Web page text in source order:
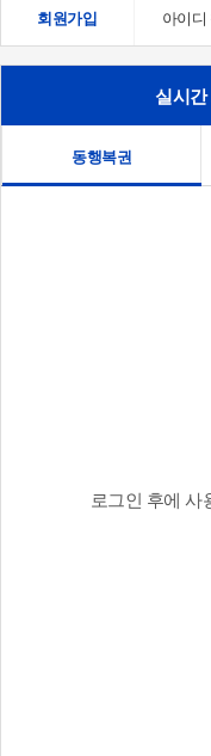
회원가입 아이디
실시
동행복권
로그인 후에 사